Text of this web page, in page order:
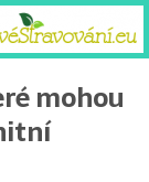
mohou